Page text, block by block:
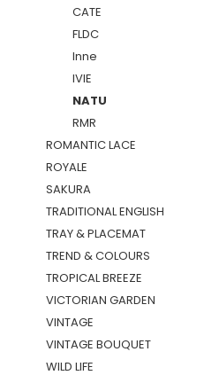
CATE
FLDC
Inne
IVIE
NATU
RMR
ROMANTIC LACE
ROYALE
SAKURA
TRADITIONAL ENGLISH
TRAY & PLACEMAT
TREND & COLOURS
TROPICAL BREEZE
VICTORIAN GARDEN
VINTAGE
VINTAGE BOUQUET
WILD LIFE